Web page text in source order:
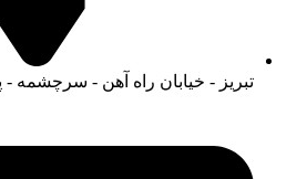
تبریز - خیابان راه آهن - سرچشمه -